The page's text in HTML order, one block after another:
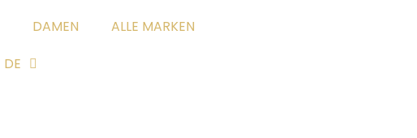
DAMEN
ALLE MARKEN
DE